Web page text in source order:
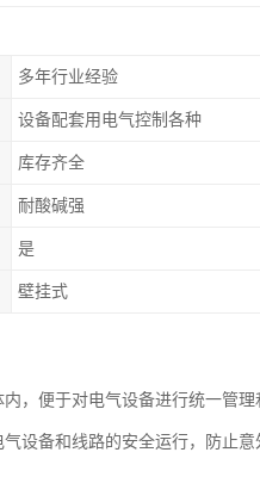
多年行业经验
设备配套用电气控制各种
库存齐全
耐酸碱强
是
壁挂式
，便于对电气设备进行统一管理
设备和线路的安全运行，防止意